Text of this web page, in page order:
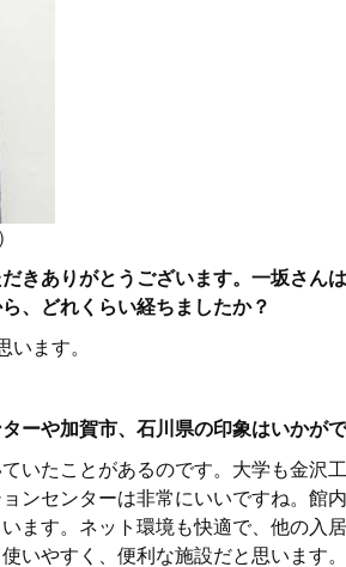
きありがとうございます。一坂さん
、どれくらい経ちましたか？
います。
ーや加賀市、石川県の印象はいかが
いたことがあるのです。大学も金沢
ンセンターは非常にいいですね。館
ます。ネット環境も快適で、他の入
いやすく、便利な施設だと思います。